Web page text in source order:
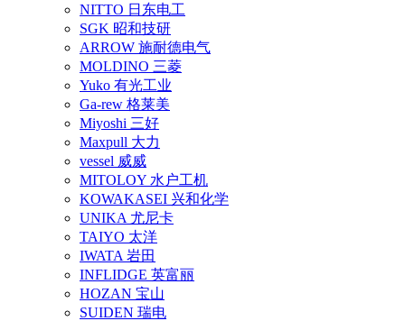
NITTO 日东电工
SGK 昭和技研
ARROW 施耐德电气
MOLDINO 三菱
Yuko 有光工业
Ga-rew 格莱美
Miyoshi 三好
Maxpull 大力
vessel 威威
MITOLOY 水户工机
KOWAKASEI 兴和化学
UNIKA 尤尼卡
TAIYO 太洋
IWATA 岩田
INFLIDGE 英富丽
HOZAN 宝山
SUIDEN 瑞电